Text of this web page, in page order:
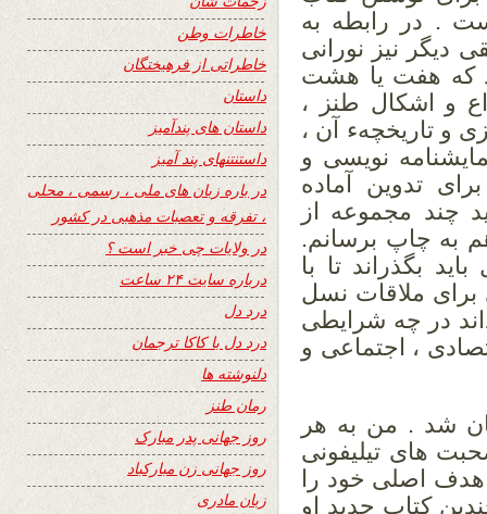
. در رابطه به
دیگر نیز نورانی
که هفت یا هشت
و اشکال طنز ،
و تاریخچهء آن ،
نویسی و
تدوین آماده
چند مجموعه از
به چاپ برسانم.
بگذراند تا با
ملاقات نسل
در چه شرایطی
، اجتماعی و
شد . من به هر
های تیلیفونی
هدف اصلی خود را
کتاب جدید او
خاطرات وطن
خاطراتی از فرهیختگان
داستان
داستان های پندآمیز
داستنتنهای پند آمیز
در باره زبان های ملی ، رسمی ، محلی
، تفرقه و تعصبات مذهبی در کشور
در ولایات چی خبر است ؟
درباره سایت ۲۴ ساعت
درد دل
درد دل با کاکا ترجمان
دلنوشته ها
رمان طنز
روز جهانی پدر مبارک
روز جهانی زن مبارکباد
زبان مادری